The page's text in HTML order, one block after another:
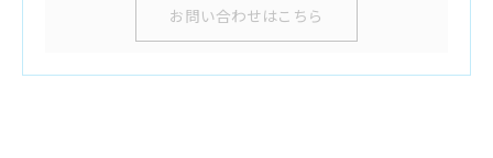
お問い合わせはこちら